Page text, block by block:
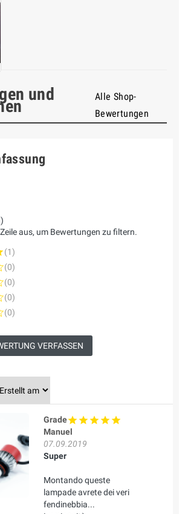
und
Alle Shop-
Bewertungen
aus, um Bewertungen zu filtern.
(1)
(0)
(0)
(0)
(0)
VERFASSEN
Grade
Manuel
07.09.2019
Super
Montando queste
lampade avrete dei veri
fendinebbia...